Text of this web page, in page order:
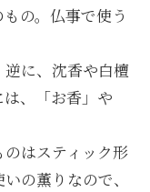
の。仏事で使う
に、沈香や白檀
、「お香」や
はスティック形
の薫りなので、